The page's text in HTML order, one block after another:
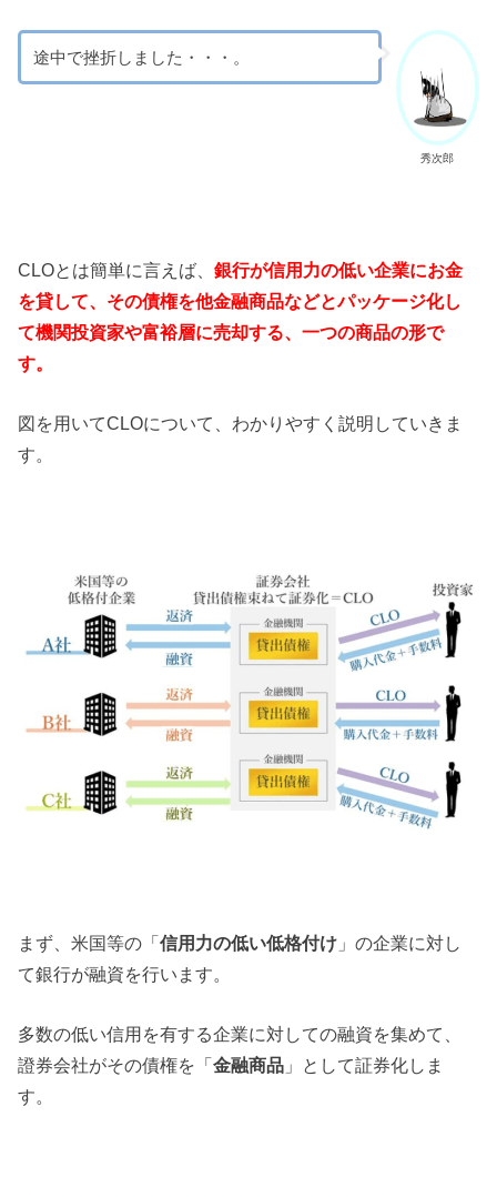
秀次郎
途中で挫折しました・・・。
CLOとは簡単に言えば、銀行が信用力の低い企業にお金
を貸して、その債権を他金融商品などとパッケージ化し
て機関投資家や富裕層に売却する、一つの商品の形で
す。
図を用いてCLOについて、わかりやすく説明していきま
す。
まず、米国等の「信用力の低い低格付け 」の企業に対し
て銀行が融資を行います。
多数の低い信用を有する企業に対しての融資を集めて、
證券会社がその債権を「金融商品 」として証券化しま
す。